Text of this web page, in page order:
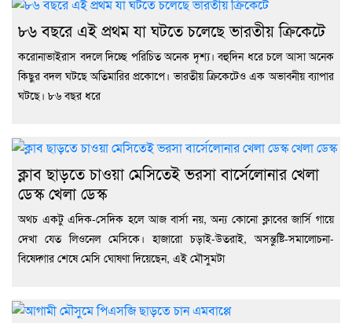
৮৬ বছরে এই প্রথম যা ঘটতে চলেছে ভারতীয় ক্রিকেটে
করোনাভাইরাস বদলে দিচ্ছে পরিচিত অনেক দৃশ্য। বহুদিন ধরে চলে আসা অনেক
কিছুর বদল ঘটছে অতিমারির প্রকোপে। ভারতীয় ক্রিকেটেও এক অভাবনীয় ব্যাপার
ঘটছে। ৮৬ বছর ধরে
ক্লাব ছাড়তে চাওয়া মেসিতেই ভরসা বার্সেলোনার খেলা
ডেস্ক খেলা ডেস্ক
অথচ একটু এদিক-সেদিক হলে আজ বার্সা নয়, অন্য কোনো ক্লাবের জার্সি গায়ে
দেখা যেত লিওনেল মেসিকে। হাজারো চড়াই-উতরাই, অসন্তুষ্টি-সমালোচনা-
বিষেদ্গার শেষে মেসি ঘোষণা দিয়েছেন, এই মৌসুমটা